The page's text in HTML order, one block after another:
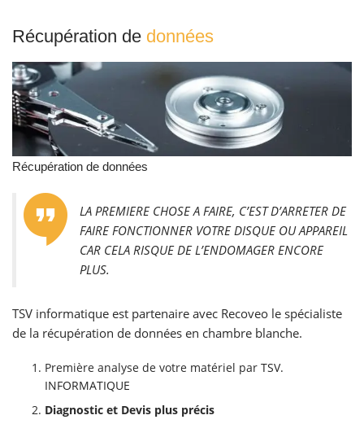
Récupération de données
Récupération de données
LA PREMIERE CHOSE A FAIRE, C’EST D’ARRETER DE
FAIRE FONCTIONNER VOTRE DISQUE OU APPAREIL
CAR CELA RISQUE DE L’ENDOMAGER ENCORE
PLUS.
TSV informatique est partenaire avec Recoveo le spécialiste
de la récupération de données en chambre blanche.
Première analyse de votre matériel par TSV.
INFORMATIQUE
Diagnostic et Devis plus précis